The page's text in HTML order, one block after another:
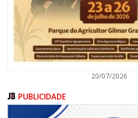
GERAL
20/07/2026
PUBLICIDADE